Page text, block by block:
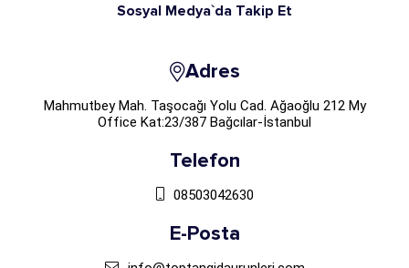
Sosyal Medya`da Takip Et
Adres
Mahmutbey Mah. Taşocağı Yolu Cad. Ağaoğlu 212 My
Office Kat:23/387 Bağcılar-İstanbul
Telefon
08503042630
E-Posta